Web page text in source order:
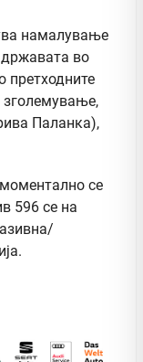
намалување
државата во
претходните
зголемување,
Паланка),
се
596 се на